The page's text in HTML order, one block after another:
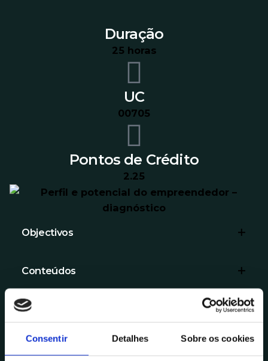
Consentir Detalhes Sobre os cookies
Duração
25 horas
UC
00705
Pontos de Crédito
2.25
Objectivos
Reconhecer a importância do
autoconhecimento para o processo de
melhoria e aprendizagem ao longo da
vida.
Identificar competências pessoais e
profissionais.
Conteúdos
Inscrições Abertas
Norte (online)
Inscrições a decorrer